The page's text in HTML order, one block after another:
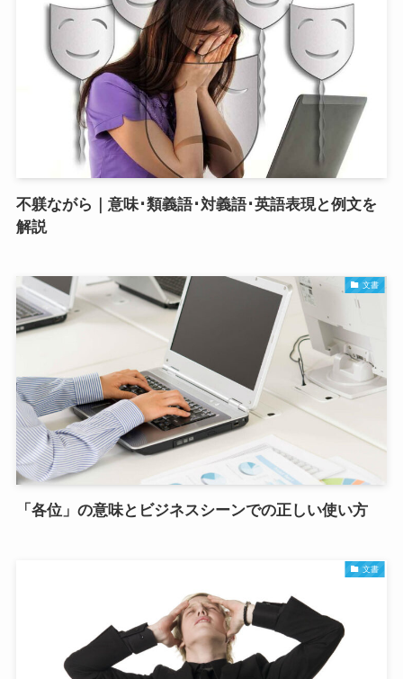
不躾ながら｜意味･類義語･対義語･英語表現と例文を
解説
文書
「各位」の意味とビジネスシーンでの正しい使い方
文書